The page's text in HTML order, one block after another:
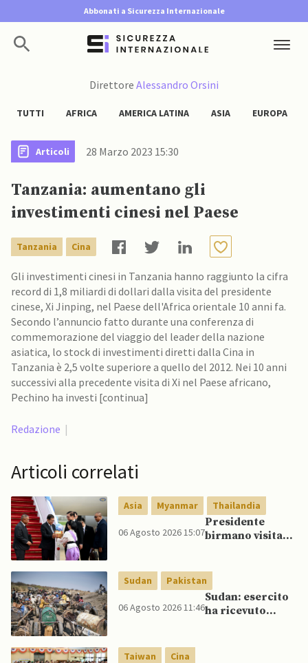
Abbonati a Sicurezza Internazionale
Direttore Alessandro Orsini
TUTTI AFRICA AMERICA LATINA ASIA EUROPA
Articoli 28 Marzo 2023 15:30
Tanzania: aumentano gli
investimenti cinesi nel Paese
Tanzania Cina
Gli investimenti cinesi in Tanzania hanno raggiunto la cifra
record di 1,8 miliardi di dollari dalla visita del presidente
cinese, Xi Jinping, nel Paese dell'Africa orientale 10 anni fa.
Secondo l’annuncio fatto durante una conferenza di
commemorazione del viaggio del leader della nazione
asiatica, lo stock di investimenti diretti dalla Cina in
Tanzania è 2,5 volte superiore a quello del 2012. Nei 10 anni
successivi alla precedente visita di Xi nel Paese africano,
Pechino ha investi [continua]
Redazione |
Articoli correlati
Asia Myanmar Thailandia
06 Agosto 2026 15:07
Presidente
birmano visita
Myanmar ad
ASEAN
Sudan Pakistan
06 Agosto 2026 11:46
Sudan: esercito
ha ricevuto
Taiwan Cina